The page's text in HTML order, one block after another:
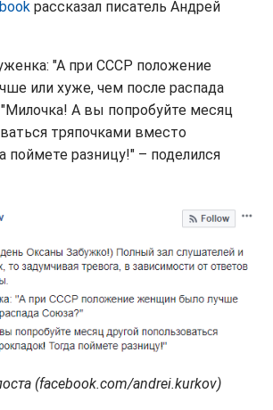
рассказал писатель Андрей
"А при СССР положение
или хуже, чем после распада
А вы попробуйте месяц
тряпочками вместо
поймете разницу!" – поделился
(facebook.com/andrei.kurkov)